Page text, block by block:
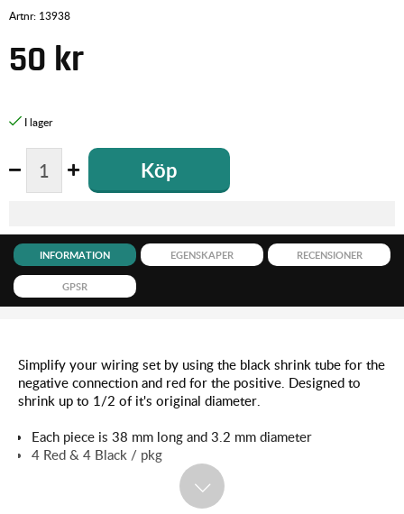
Artnr: 13938
50 kr
Köp
INFORMATION EGENSKAPER RECENSIONER
GPSR
Simplify your wiring set by using the black shrink tube for the
negative connection and red for the positive. Designed to
shrink up to 1/2 of it's original diameter.
Each piece is 38 mm long and 3.2 mm diameter
4 Red & 4 Black / pkg